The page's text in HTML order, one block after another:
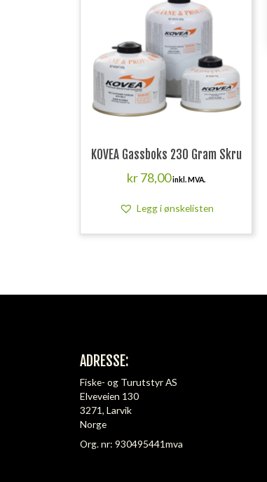
KOVEA Gassboks 230 Gram Skru
kr78,00inkl. MVA.
Legg i ønskelisten
ADRESSE:
Fiske- og Turutstyr AS
Elveveien 130
3271, Larvik
Norge
Org. nr: 930495441mva